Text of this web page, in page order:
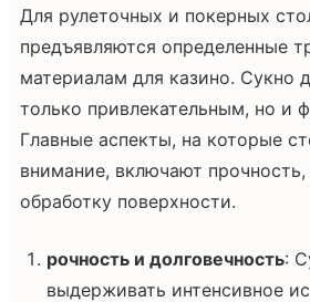
Для рулеточных и покерных
предъявляются определенные
материалам для казино. Сукно
только привлекательным, но и
Главные аспекты, на которые
внимание, включают прочность,
обработку поверхности.
рочность и долговечность:
выдерживать интенсивное